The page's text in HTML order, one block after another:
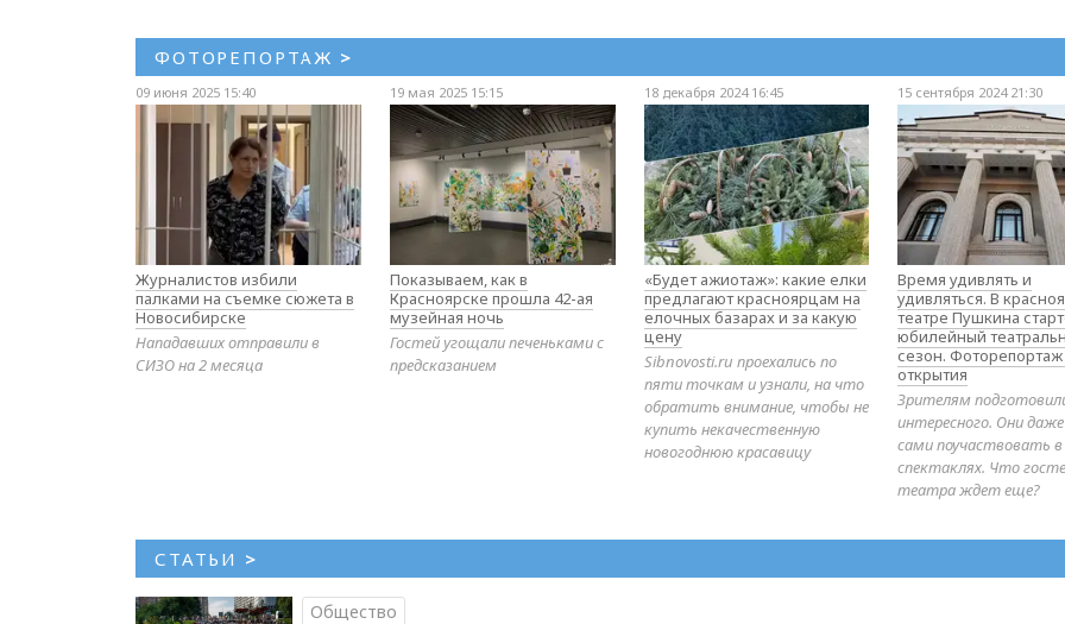
ФОТОРЕПОРТАЖ >
09 июня 2025 15:40
Журналистов избили
палками на съемке сюжета в
Новосибирске
Нападавших отправили в
СИЗО на 2 месяца
19 мая 2025 15:15
Показываем, как в
Красноярске прошла 42-ая
музейная ночь
Гостей угощали печеньками с
предсказанием
18 декабря 2024 16:45
«Будет ажиотаж»: какие елки
предлагают красноярцам на
елочных базарах и за какую
цену
Sibnovosti.ru проехались по
пяти точкам и узнали, на что
обратить внимание, чтобы не
купить некачественную
новогоднюю красавицу
15 сентября 2024 21:30
Время удивлять и
удивляться. В
театре Пушкина
юбилейный
сезон. Фоторепортаж
открытия
Зрителям
интересного. Они
сами поучаствовать в
спектаклях. Что
театра ждет еще?
СТАТЬИ >
Общество